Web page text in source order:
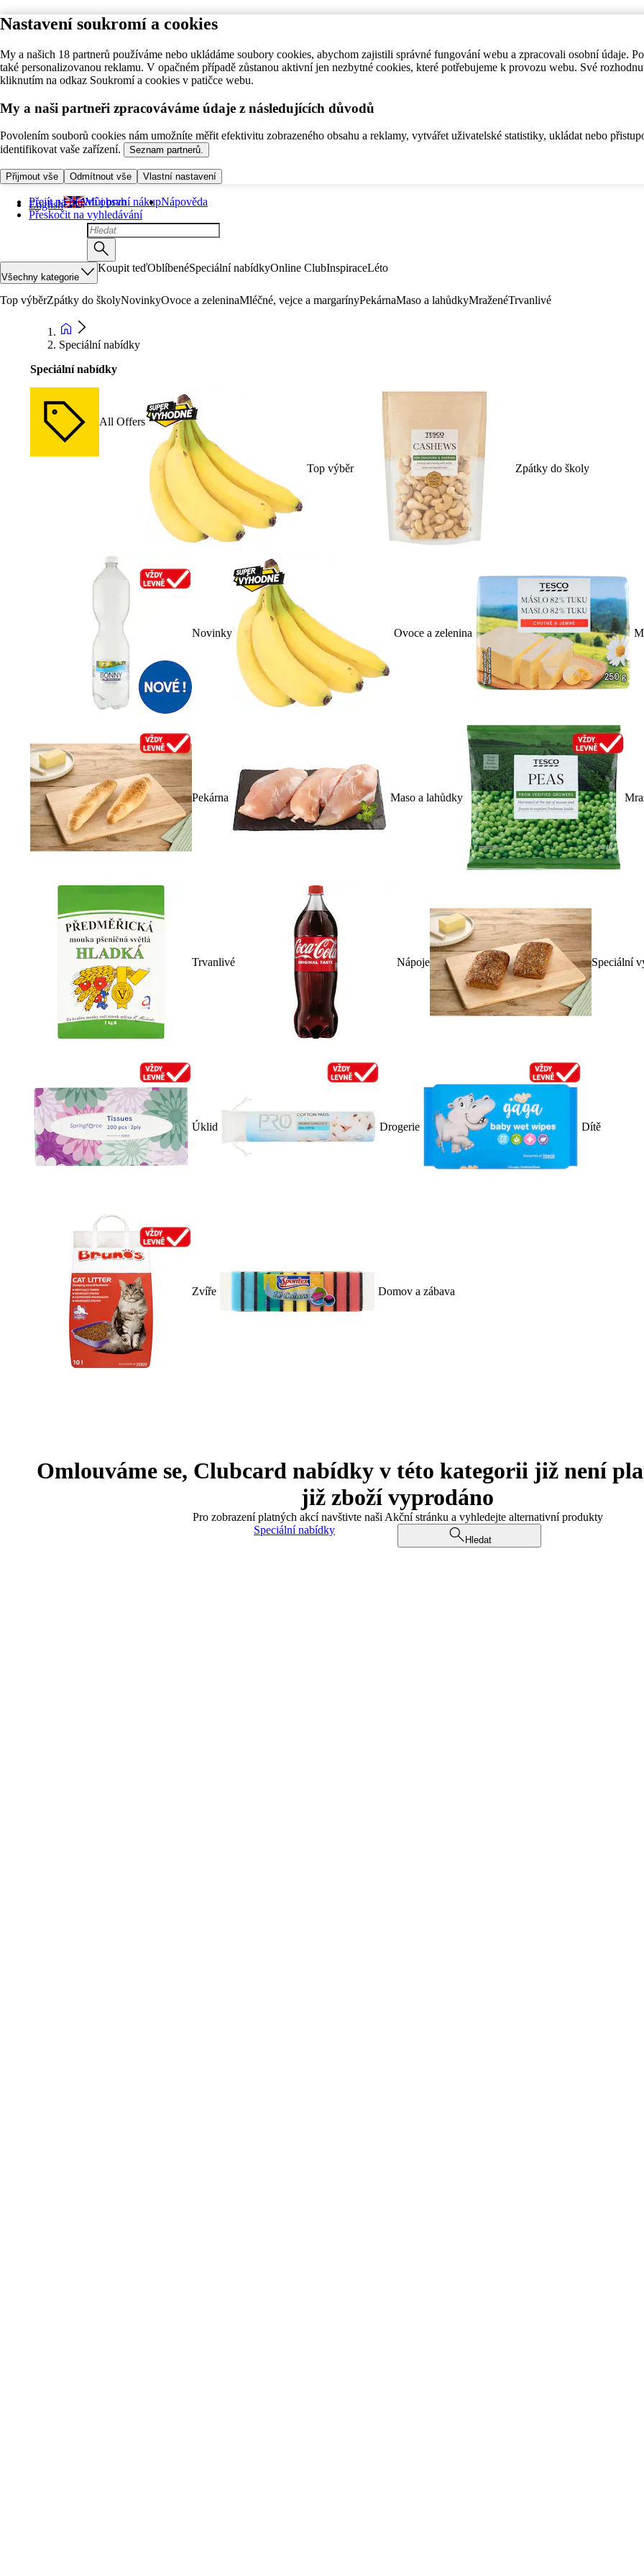
Nastavení soukromí a cookies
My a našich 18 partnerů používáme nebo ukládáme soubory cookies, abychom zajistili správné fungování webu a zpracovali osobní údaje.
také personalizovanou reklamu. V opačném případě zůstanou aktivní jen nezbytné cookies, které potřebujeme k provozu webu. Své
kliknutím na odkaz Soukromí a cookies v patičce webu.
My a naši partneři zpracováváme údaje z následujících důvodů
Povolením souborů cookies nám umožníte měřit efektivitu zobrazeného obsahu a reklamy, vytvářet uživatelské statistiky, ukládat nebo
identifikovat vaše zařízení.
Seznam partnerů.
Přijmout vše Odmítnout vše Vlastní nastavení
Přejít na hlavní obsah
Přeskočit na vyhledávání
English Můj první nákupNápověda
Všechny kategorie
Koupit teďOblíbenéSpeciální nabídkyOnline ClubInspiraceLéto
Top výběrZpátky do školyNovinkyOvoce a zeleninaMléčné, vejce a margarínyPekárnaMaso a lahůdkyMraženéTrvanlivé
Speciální nabídky
Speciální nabídky
All Offers
Top výběr Zpátky do školy
Novinky Ovoce a zelenina
Pekárna Maso a lahůdky
Trvanlivé Nápoje Speciální
Úklid Drogerie Dítě
Zvíře Domov a zábava
Omlouváme se, Clubcard nabídky v této kategorii již není
již zboží vyprodáno
Pro zobrazení platných akcí navštivte naši Akční stránku a vyhledejte alternativní produkty
Speciální nabídky
Hledat